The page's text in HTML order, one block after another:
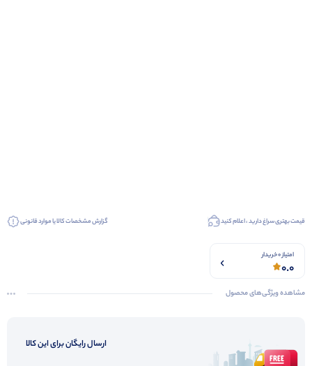
قیمت بهتری سراغ دارید ، اعلام کنید گزارش مشخصات کالا یا موارد قانونی
امتیاز 0 خریدار
0.0
مشاهده ویژگی‌های محصول
ارسال رایگان برای این کالا